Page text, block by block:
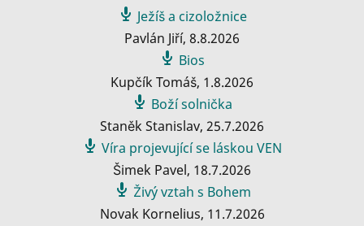
Ježíš a cizoložnice
Pavlán Jiří, 8.8.2026
Bios
Kupčík Tomáš, 1.8.2026
Boží solnička
Staněk Stanislav, 25.7.2026
Víra projevující se láskou VEN
Šimek Pavel, 18.7.2026
Živý vztah s Bohem
Novak Kornelius, 11.7.2026